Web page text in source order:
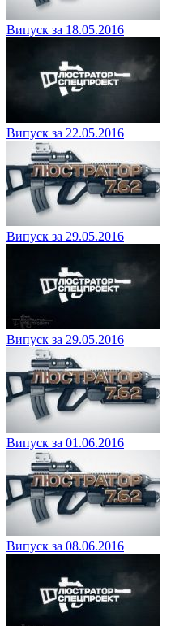
Випуск за 18.05.2016
Випуск за 22.05.2016
Випуск за 29.05.2016
Випуск за 29.05.2016
Випуск за 01.06.2016
Випуск за 08.06.2016